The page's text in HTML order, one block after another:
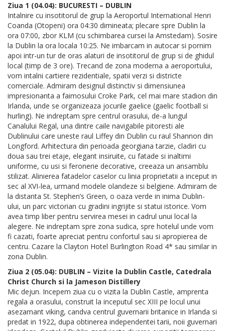
Ziua 1 (04.04): BUCURESTI – DUBLIN
Intalnire cu insotitorul de grup la Aeroportul International Henri
Coanda (Otopeni) ora 04:30 dimineata; plecare spre Dublin la
ora 07:00, zbor KLM (cu schimbarea cursei la Amstedam). Sosire
la Dublin la ora locala 10:25. Ne imbarcam in autocar si pornim
apoi intr-un tur de oras alaturi de insotitorul de grup si de ghidul
local (timp de 3 ore). Trecand de zona moderna a aeroportului,
vom intalni cartiere rezidentiale, spatii verzi si districte
comerciale. Admiram designul distinctiv si dimensiunea
impresionanta a faimosului Croke Park, cel mai mare stadion din
Irlanda, unde se organizeaza jocurile gaelice (gaelic football si
hurling). Ne indreptam spre centrul orasului, de-a lungul
Canalului Regal, una dintre caile navigabile pitoresti ale
Dublinului care uneste raul Liffey din Dublin cu raul Shannon din
Longford. Arhitectura din perioada georgiana tarzie, cladiri cu
doua sau trei etaje, elegant insiruite, cu fatade si inaltimi
uniforme, cu usi si feronerie decorative, creeaza un ansamblu
stilizat. Alinierea fatadelor caselor cu linia proprietatii a inceput in
sec al XVI-lea, urmand modele olandeze si belgiene. Admiram de
la distanta St. Stephen’s Green, o oaza verde in inima Dublin-
ului, un parc victorian cu gradini ingrijite si statui istorice. Vom
avea timp liber pentru servirea mesei in cadrul unui local la
alegere. Ne indreptam spre zona sudica, spre hotelul unde vom
fi cazati, foarte apreciat pentru confortul sau si apropierea de
centru. Cazare la Clayton Hotel Burlington Road 4* sau similar in
zona Dublin.
Ziua 2 (05.04): DUBLIN – Vizite la Dublin Castle, Catedrala
Christ Church si la Jameson Distillery
Mic dejun. Incepem ziua cu o vizita la Dublin Castle, amprenta
regala a orasului, construit la inceputul sec XIII pe locul unui
asezamant viking, candva centrul guvernarii britanice in Irlanda si
predat in 1922, dupa obtinerea independentei tarii, noii guvernari